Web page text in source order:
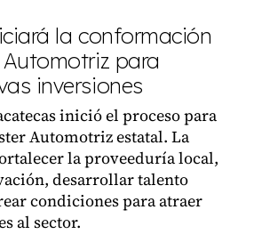
la conformación
para
inversiones
inició el proceso para
Automotriz estatal. La
la proveeduría local,
desarrollar talento
condiciones para atraer
al sector.